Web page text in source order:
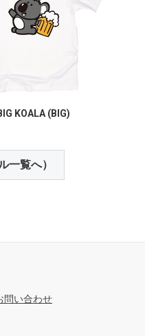
KOALA (BIG)
一覧へ）
問い合わせ